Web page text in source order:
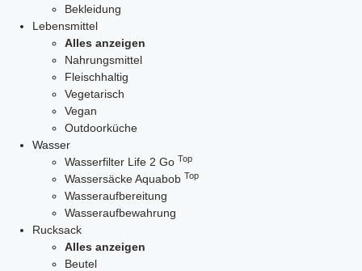
Bekleidung
Lebensmittel
Alles anzeigen
Nahrungsmittel
Fleischhaltig
Vegetarisch
Vegan
Outdoorküche
Wasser
Wasserfilter Life 2 Go Top
Wassersäcke Aquabob Top
Wasseraufbereitung
Wasseraufbewahrung
Rucksack
Alles anzeigen
Beutel